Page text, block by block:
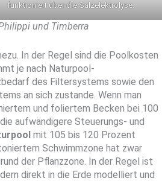
funktioniert über die Salzelektrolyse.
und Timberra
In der Regel sind die Poolkosten
je nach Naturpool-
des Filtersystems sowie den
an sich zustande. Wenn man
und foliertem Becken bei 100
aufwändigere Steuerungs- und
mit 105 bis 120 Prozent
Schwimmzone hat zwar
der Pflanzzone. In der Regel ist
direkt in die Erde modelliert und